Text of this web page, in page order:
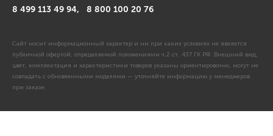
8 499 113 49 94, 8 800 100 20 76
Сайт носит информационный характер и ни при каких условиях не является
публичной офертой, определяемой положениями ч.2 ст. 437 ГК РФ. Внешний вид,
цвет, комплектация и характеристики товаров указаны ориентировочно, могут не
совпадать с обновленными моделями — уточняйте информацию у менеджеров
при заказе.